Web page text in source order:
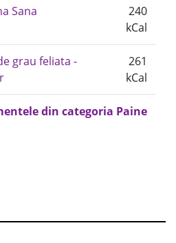
Sana
240
kCal
grau feliata -
261
kCal
din categoria Paine